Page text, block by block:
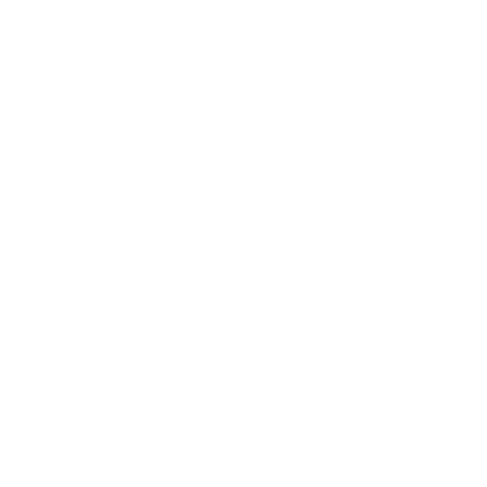
sociedad y mucho más.